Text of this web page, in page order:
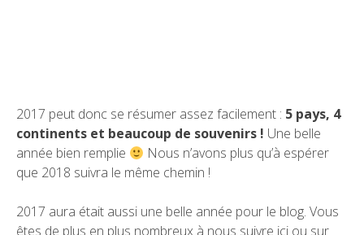
2017 peut donc se résumer assez facilement : 5 pays, 4
continents et beaucoup de souvenirs ! Une belle
année bien remplie
Nous n’avons plus qu’à espérer
que 2018 suivra le même chemin !
2017 aura était aussi une belle année pour le blog. Vous
êtes de plus en plus nombreux à nous suivre ici ou sur